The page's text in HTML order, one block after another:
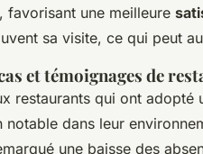
favorisant une meilleure
sa visite, ce qui peut
et témoignages de
restaurants qui ont adopté
notable dans leur
une baisse des